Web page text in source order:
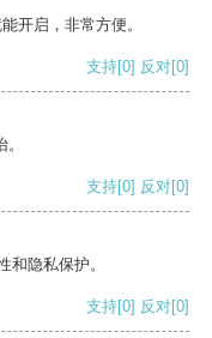
开启，非常方便。
支持[0] 反对[0]
支持[0] 反对[0]
和隐私保护。
支持[0] 反对[0]